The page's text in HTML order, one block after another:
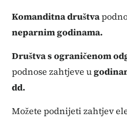
Komanditna društva
neparnim godinama.
Društva s ograničenom
podnose zahtjeve u
dd.
Možete podnijeti zahtjev